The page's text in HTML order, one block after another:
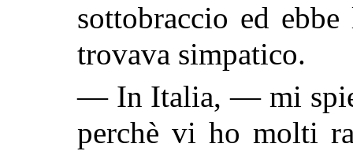
sottobraccio ed
trovava simpatico.
— In Italia, — mi
perchè vi ho molti